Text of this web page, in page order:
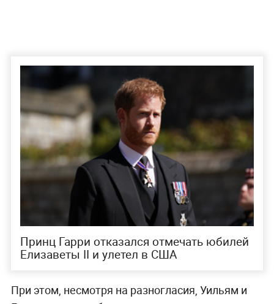
Принц Гарри отказался отмечать юбилей
Елизаветы II и улетел в США
При этом, несмотря на разногласия, Уильям и